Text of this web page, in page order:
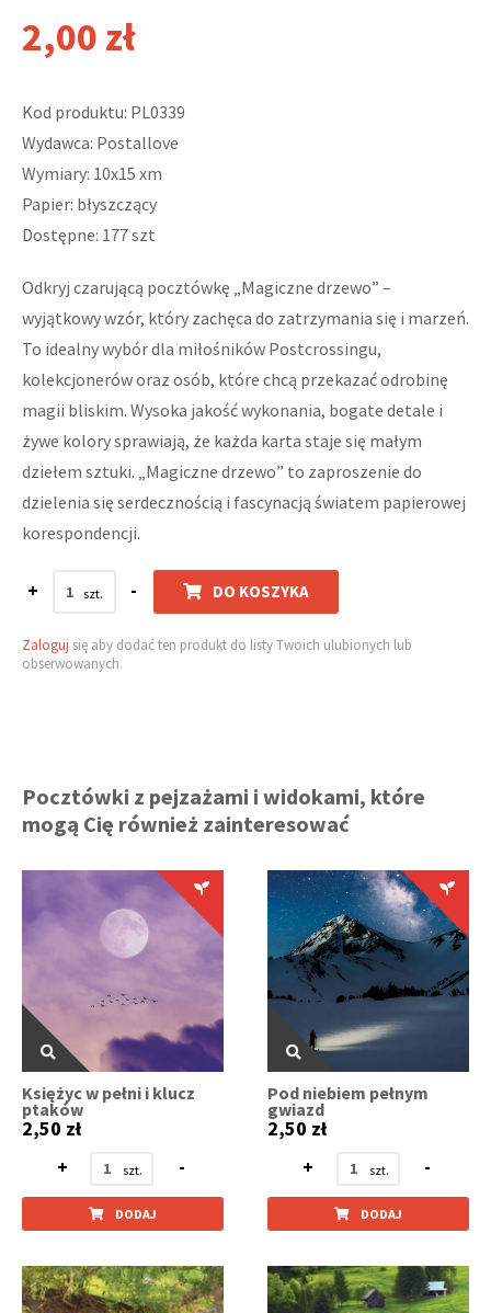
2,00 zł
Kod produktu: PL0339
Wydawca: Postallove
Wymiary: 10x15 xm
Papier: błyszczący
Dostępne: 177 szt
Odkryj czarującą pocztówkę „Magiczne drzewo” –
wyjątkowy wzór, który zachęca do zatrzymania się i marzeń.
To idealny wybór dla miłośników Postcrossingu,
kolekcjonerów oraz osób, które chcą przekazać odrobinę
magii bliskim. Wysoka jakość wykonania, bogate detale i
żywe kolory sprawiają, że każda karta staje się małym
dziełem sztuki. „Magiczne drzewo” to zaproszenie do
dzielenia się serdecznością i fascynacją światem papierowej
korespondencji.
+ - DO KOSZYKA
Zaloguj się aby dodać ten produkt do listy Twoich ulubionych lub
obserwowanych.
Pocztówki z pejzażami i widokami, które
mogą Cię również zainteresować
Księżyc w pełni i klucz
ptaków
2,50 zł
+
-
DODAJ
Pod niebiem pełnym
gwiazd
2,50 zł
+
-
DODAJ